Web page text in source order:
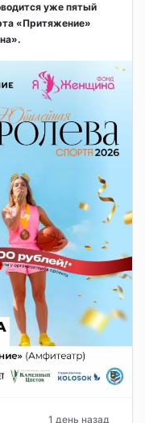
уже пятый
«Притяжение»
1 день назад